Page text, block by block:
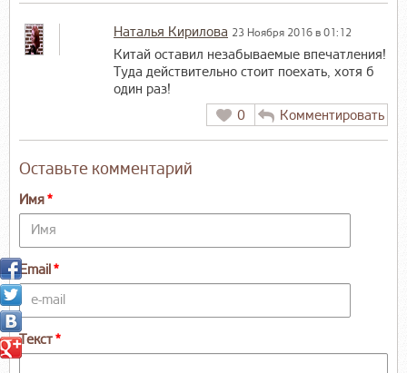
Наталья Кирилова 23 Ноября 2016 в 01:12
Китай оставил незабываемые впечатления!
Туда действительно стоит поехать, хотя б
один раз!
0
Комментировать
Оставьте комментарий
Имя
Email
Текст